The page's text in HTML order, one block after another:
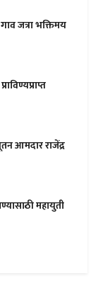
जत्रा भक्तिमय
आमदार राजेंद्र
महायुती